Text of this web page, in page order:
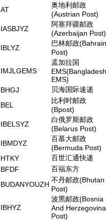
AT
奥地利邮政
(Austrian Post)
IASBJYZ
阿塞拜疆邮政
(Azerbaijan Post)
IBLYZ
巴林邮政(Bahrain
Post)
IMJLGEMS
孟加拉国
EMS(Bangladesh
EMS)
BHGJ
贝海国际速递
BEL
比利时邮政
(Bpost)
IBELSYZ
白俄罗斯邮政
(Belarus Post)
IBMDYZ
百慕大邮政
(Bermuda Post)
HTKY
百世汇通快递
BFDF
百福东方
BUDANYOUZH
不丹邮政(Bhutan
Post)
IBHYZ
波黑邮政(Bosnia
And Herzegovina
Post)